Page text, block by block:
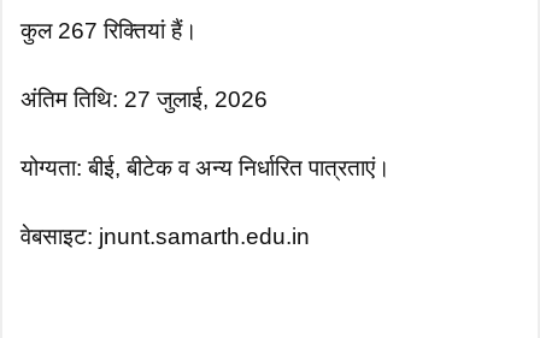
कुल 267 रिक्तियां हैं।
अंतिम तिथि: 27 जुलाई, 2026
योग्यता: बीई, बीटेक व अन्य निर्धारित पात्रताएं।
वेबसाइट: jnunt.samarth.edu.in